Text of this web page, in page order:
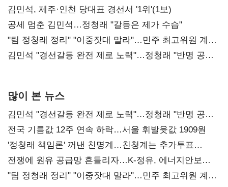
0.86%p(2보)
김민석, 제주·인천 당대표 경선서 '1위'(1보)
공세 멈춘 김민석…정청래 "갈등은 제가 수습"
"팀 정청래 정리" "이중잣대 말라"…민주 최고위원 계파
다툼 격화
김민석 "경선갈등 완전 제로 노력"…정청래 "반명 공세
많이 본 뉴스
김민석 "경선갈등 완전 제로 노력"…정청래 "반명 공세
사과부터"
전국 기름값 12주 연속 하락…서울 휘발윳값 1909원
'정청래 책임론' 꺼낸 친명계…친청계는 추가투표
때리기
전쟁에 원유 공급망 흔들리자…K-정유, 에너지안보
핵심으로 재부상
"팀 정청래 정리" "이중잣대 말라"…민주 최고위원 계파